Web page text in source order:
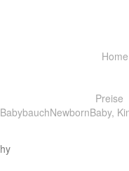
Home
Preise
BabybauchNewbornBaby,